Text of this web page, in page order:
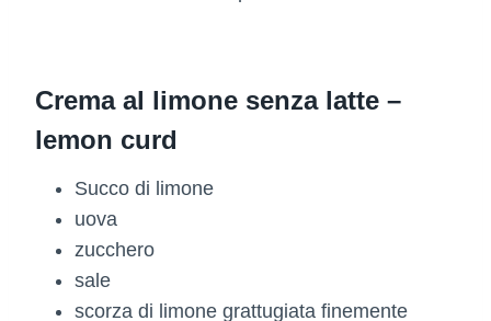
Crema al limone senza latte –
lemon curd
Succo di limone
uova
zucchero
sale
scorza di limone grattugiata finemente